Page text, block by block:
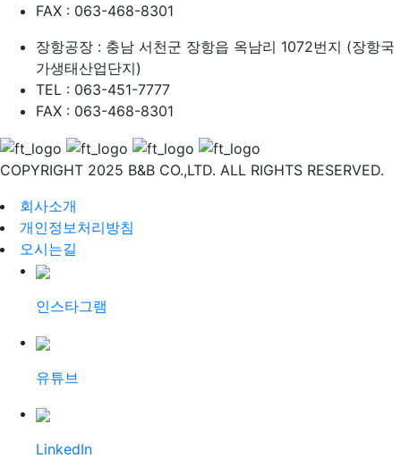
FAX : 063-468-8301
장항공장 : 충남 서천군 장항읍 옥남리 1072번지 (장항국
가생태산업단지)
TEL : 063-451-7777
FAX : 063-468-8301
COPYRIGHT 2025 B&B CO.,LTD. ALL RIGHTS RESERVED.
회사소개
개인정보처리방침
오시는길
인스타그램
유튜브
LinkedIn